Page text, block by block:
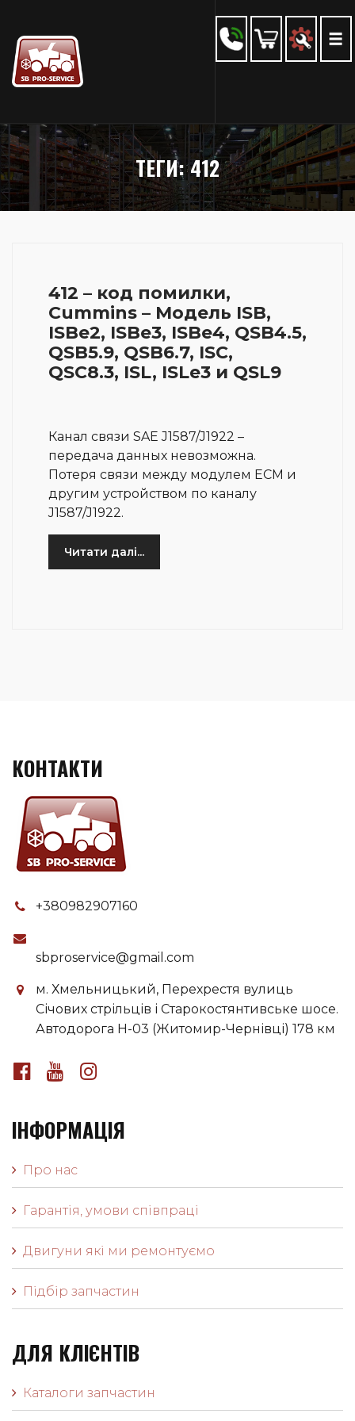
ТЕГИ: 412
412 – код помилки,
Cummins – Модель ISB,
ISBe2, ISBe3, ISBe4, QSB4.5,
QSB5.9, QSB6.7, ISC,
QSC8.3, ISL, ISLe3 и QSL9
Канал связи SAE J1587/J1922 –
передача данных невозможна.
Потеря связи между модулем ECM и
другим устройством по каналу
J1587/J1922.
Читати далі...
КОНТАКТИ
+380982907160
sbproservice@gmail.com
м. Хмельницький, Перехрестя вулиць
Січових стрільців і Старокостянтивське шосе.
Автодорога H-03 (Житомир-Чернівці) 178 км
ІНФОРМАЦІЯ
Про нас
Гарантія, умови співпраці
Двигуни які ми ремонтуємо
Підбір запчастин
ДЛЯ КЛІЄНТІВ
Каталоги запчастин